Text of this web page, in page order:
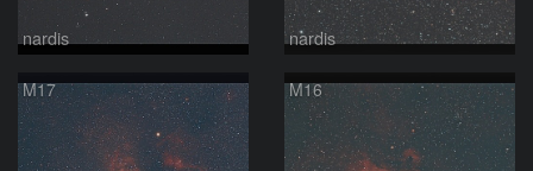
nardis nardis
M17 M16